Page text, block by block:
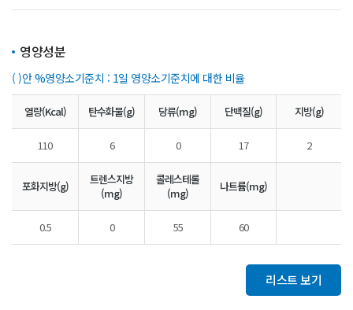
영양성분
( )안 %영양소기준치 : 1일 영양소기준치에 대한 비율
열량(Kcal) 탄수화물(g) 당류(mg) 단백질(g) 지방(g)
110 6 0 17 2
포화지방(g)
트렌스지방
(mg)
콜레스테롤
(mg)
나트륨(mg)
0.5 0 55 60
리스트 보기